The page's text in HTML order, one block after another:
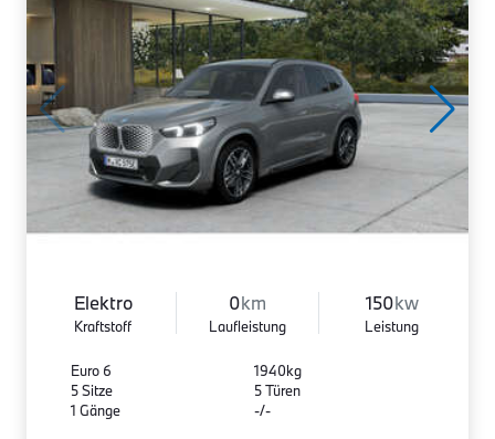
Elektro
Kraftstoff
0km
Laufleistung
150kw
Leistung
Euro 6
5 Sitze
1 Gänge
1940kg
5 Türen
-/-